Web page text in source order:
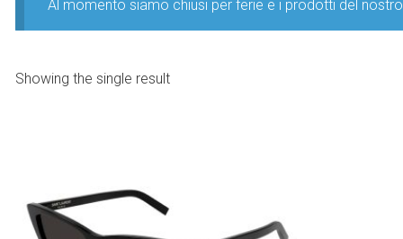
Al momento siamo chiusi per ferie e i prodotti del
Showing the single result